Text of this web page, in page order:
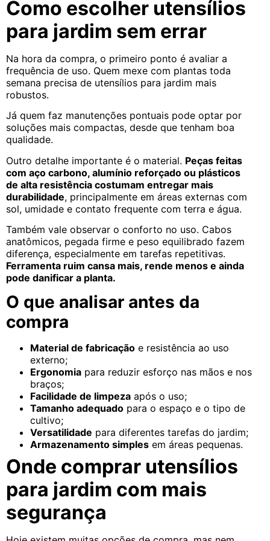
Como escolher utensílios
para jardim sem errar
Na hora da compra, o primeiro ponto é avaliar a
frequência de uso. Quem mexe com plantas toda
semana precisa de utensílios para jardim mais
robustos.
Já quem faz manutenções pontuais pode optar por
soluções mais compactas, desde que tenham boa
qualidade.
Outro detalhe importante é o material. Peças feitas
com aço carbono, alumínio reforçado ou plásticos
de alta resistência costumam entregar mais
durabilidade, principalmente em áreas externas com
sol, umidade e contato frequente com terra e água.
Também vale observar o conforto no uso. Cabos
anatômicos, pegada firme e peso equilibrado fazem
diferença, especialmente em tarefas repetitivas.
Ferramenta ruim cansa mais, rende menos e ainda
pode danificar a planta.
O que analisar antes da
compra
Material de fabricação e resistência ao uso
externo;
Ergonomia para reduzir esforço nas mãos e nos
braços;
Facilidade de limpeza após o uso;
Tamanho adequado para o espaço e o tipo de
cultivo;
Versatilidade para diferentes tarefas do jardim;
Armazenamento simples em áreas pequenas.
Onde comprar utensílios
para jardim com mais
segurança